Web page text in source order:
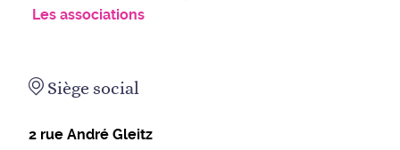
Les associations
Siège social
2 rue André Gleitz